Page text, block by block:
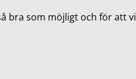
bra som möjligt och för att vi